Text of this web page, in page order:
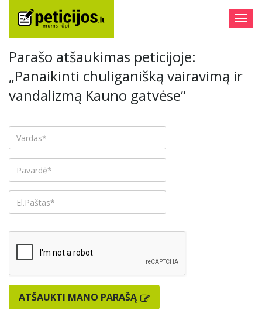
Parašo atšaukimas peticijoje:
„Panaikinti chuliganišką vairavimą ir
vandalizmą Kauno gatvėse“
ATŠAUKTI MANO PARAŠĄ